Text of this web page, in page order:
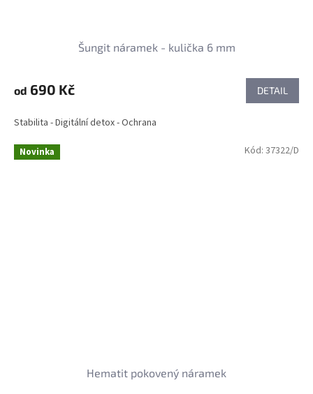
Šungit náramek - kulička 6 mm
od 690 Kč DETAIL
Stabilita - Digitální detox - Ochrana
Novinka
Hematit pokovený náramek
Kód: 37322/D